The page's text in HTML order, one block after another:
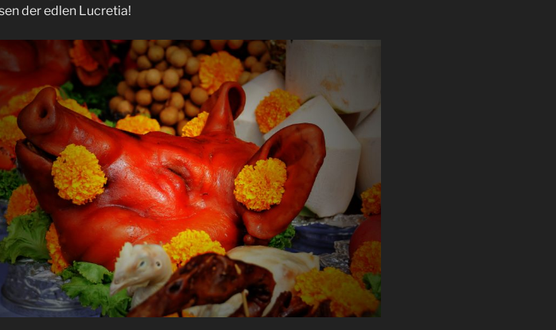
der edlen Lucretia!